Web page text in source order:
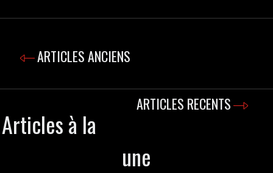
ARTICLES ANCIENS
ARTICLES RECENTS
Articles à la
une